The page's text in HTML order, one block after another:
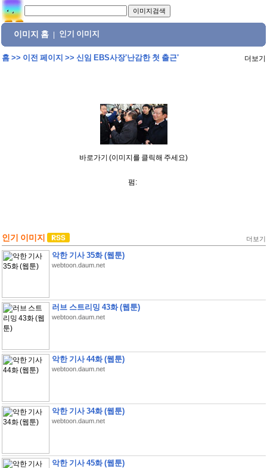
이미지 홈 인기 이미지
홈>> 이전 페이지 >> 신임 EBS사장'난감한 첫 출근' 더보기
바로가기 (이미지를 클릭해 주세요)
펌:
인기 이미지 더보기
악한 기사 35화 (웹툰)
webtoon.daum.net
러브 스트리밍 43화 (웹툰)
webtoon.daum.net
악한 기사 44화 (웹툰)
webtoon.daum.net
악한 기사 34화 (웹툰)
webtoon.daum.net
악한 기사 45화 (웹툰)